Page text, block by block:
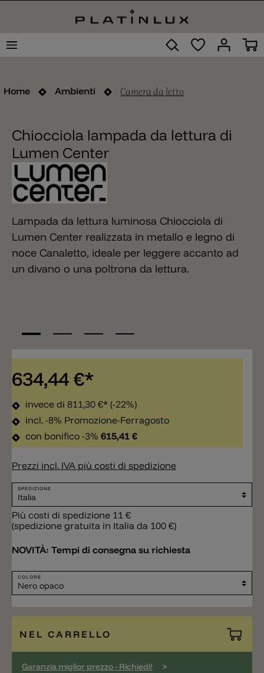
Home Ambienti Camera da letto
Chiocciola lampada da lettura di
Lumen Center
Lampada da lettura luminosa Chiocciola di
Lumen Center realizzata in metallo e legno di
noce Canaletto, ideale per leggere accanto ad
un divano o una poltrona da lettura.
634,44 €*
invece di 811,30 €* (-22%)
incl. -8% Promozione-Ferragosto
con bonifico -3% 615,41 €
Prezzi incl. IVA più costi di spedizione
SPEDIZIONE
Più costi di spedizione 11 €
(spedizione gratuita in Italia da 100 €)
NOVITÀ: Tempi di consegna su richiesta
COLORE
NEL CARRELLO
Garanzia miglior prezzo - Richiedi! >